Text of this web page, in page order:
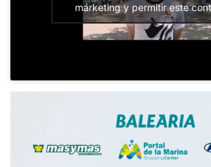
márketing y permitir este